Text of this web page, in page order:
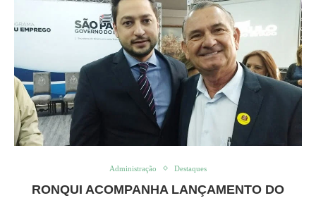
Administração Destaques
RONQUI ACOMPANHA LANÇAMENTO DO